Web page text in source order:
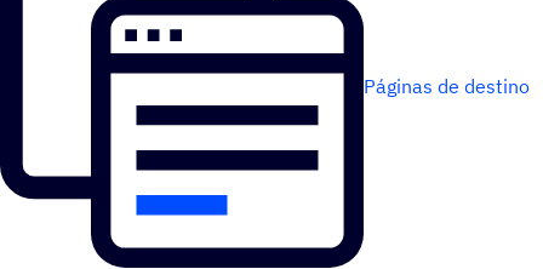
Páginas de destino